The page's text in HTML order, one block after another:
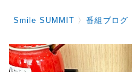
Smile SUMMIT 〉番組ブログ